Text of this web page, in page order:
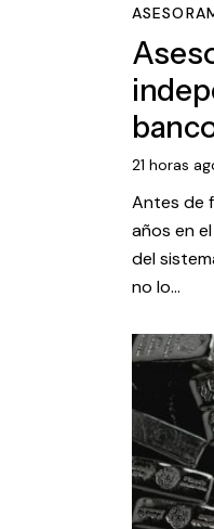
21 horas
Antes de
años en
del
no lo…